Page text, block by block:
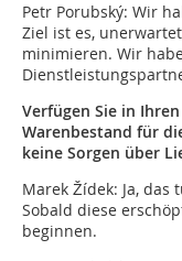
Petr Porubský: Wir
Ziel ist es,
minimieren. Wir
Verfügen Sie in
Warenbestand für
keine Sorgen über
Marek Žídek: Ja,
Sobald diese
beginnen.